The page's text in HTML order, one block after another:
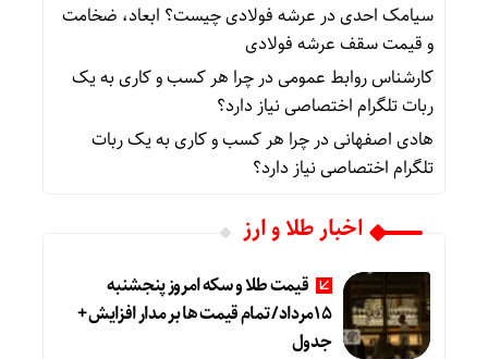
سیامک احدیدر عرشه فولادی چیست؟ ابعاد، ضخامت
و قیمت سقف عرشه فولادی
کارشناس روابط عمومیدرچرا هر کسب‌ و کاری به یک
ربات تلگرام اختصاصی نیاز دارد؟
هادی اصفهانیدرچرا هر کسب‌ و کاری به یک ربات
تلگرام اختصاصی نیاز دارد؟
اخبار طلا و ارز
قیمت طلا و سکه امروز پنجشنبه
15مرداد/ تمام قیمت ها بر مدار افزایش +
جدول